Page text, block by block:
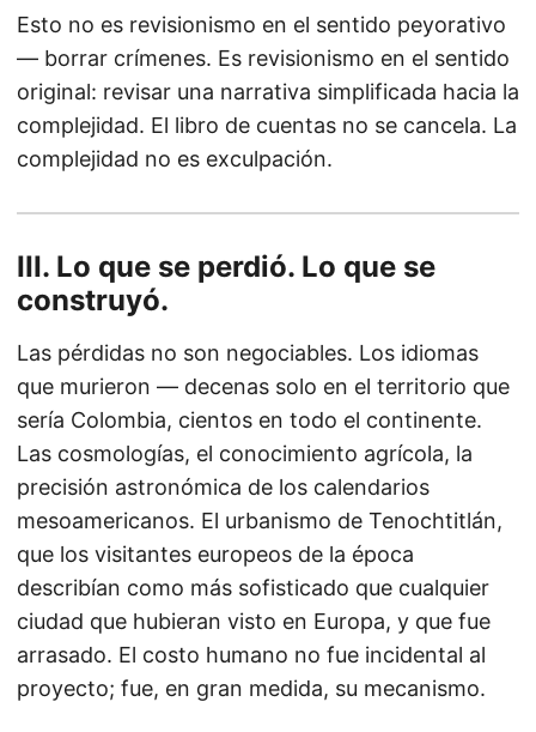
Esto no es revisionismo en el sentido peyorativo
— borrar crímenes. Es revisionismo en el sentido
original: revisar una narrativa simplificada hacia la
complejidad. El libro de cuentas no se cancela. La
complejidad no es exculpación.
III. Lo que se perdió. Lo que se
construyó.
Las pérdidas no son negociables. Los idiomas
que murieron — decenas solo en el territorio que
sería Colombia, cientos en todo el continente.
Las cosmologías, el conocimiento agrícola, la
precisión astronómica de los calendarios
mesoamericanos. El urbanismo de Tenochtitlán,
que los visitantes europeos de la época
describían como más sofisticado que cualquier
ciudad que hubieran visto en Europa, y que fue
arrasado. El costo humano no fue incidental al
proyecto; fue, en gran medida, su mecanismo.